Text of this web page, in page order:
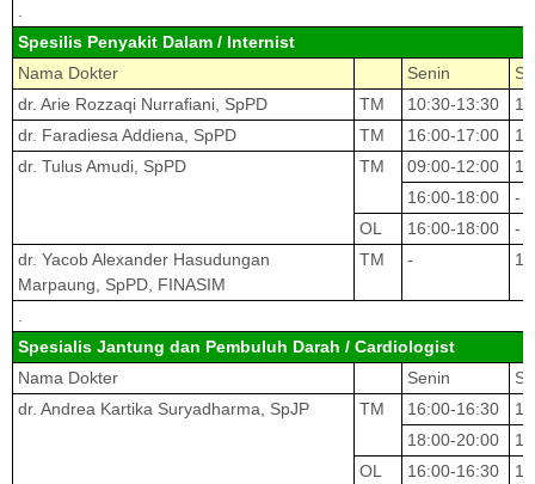
.
Spesilis Penyakit Dalam / Internist
Nama Dokter
Senin
dr. Arie Rozzaqi Nurrafiani, SpPD
TM 10:30-13:30
dr. Faradiesa Addiena, SpPD
TM 16:00-17:00
dr. Tulus Amudi, SpPD
TM 09:00-12:00
16:00-18:00
-
OL
16:00-18:00
-
dr. Yacob Alexander Hasudungan
Marpaung, SpPD, FINASIM
TM -
.
Spesialis Jantung dan Pembuluh Darah / Cardiologist
Nama Dokter
Senin
dr. Andrea Kartika Suryadharma, SpJP
TM 16:00-16:30
18:00-20:00
OL
16:00-16:30